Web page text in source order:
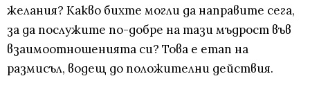
желания? Какво бихте могли да направите сега,
за да послужите по-добре на тази мъдрост във
взаимоотношенията си? Това е етап на
размисъл, водещ до положителни действия.